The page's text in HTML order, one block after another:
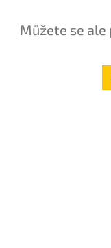
Můžete se